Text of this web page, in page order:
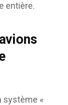
entière.
système «